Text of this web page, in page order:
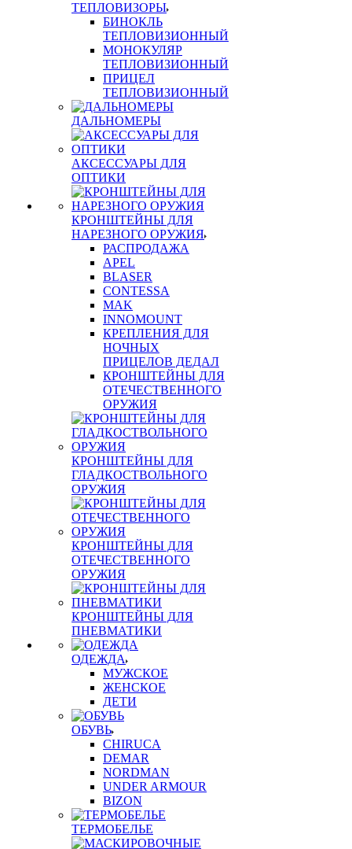
ТЕПЛОВИЗОРЫ
БИНОКЛЬ
ТЕПЛОВИЗИОННЫЙ
МОНОКУЛЯР
ТЕПЛОВИЗИОННЫЙ
ПРИЦЕЛ
ТЕПЛОВИЗИОННЫЙ
ДАЛЬНОМЕРЫ
АКСЕССУАРЫ ДЛЯ
ОПТИКИ
КРОНШТЕЙНЫ ДЛЯ
НАРЕЗНОГО ОРУЖИЯ
РАСПРОДАЖА
APEL
BLASER
CONTESSA
MAK
INNOMOUNT
КРЕПЛЕНИЯ ДЛЯ
НОЧНЫХ
ПРИЦЕЛОВ ДЕДАЛ
КРОНШТЕЙНЫ ДЛЯ
ОТЕЧЕСТВЕННОГО
ОРУЖИЯ
КРОНШТЕЙНЫ ДЛЯ
ГЛАДКОСТВОЛЬНОГО
ОРУЖИЯ
КРОНШТЕЙНЫ ДЛЯ
ОТЕЧЕСТВЕННОГО
ОРУЖИЯ
КРОНШТЕЙНЫ ДЛЯ
ПНЕВМАТИКИ
ОДЕЖДА
МУЖСКОЕ
ЖЕНСКОЕ
ДЕТИ
ОБУВЬ
CHIRUCA
DEMAR
NORDMAN
UNDER ARMOUR
BIZON
ТЕРМОБЕЛЬЕ